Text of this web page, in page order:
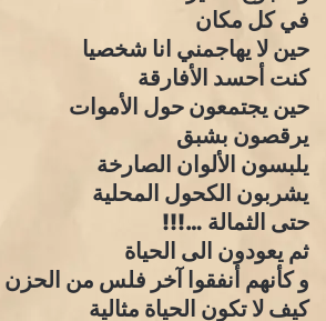
في كل مكان
حين لا يهاجمني انا شخصيا
كنت أحسد الأفارقة
حين يجتمعون حول الأموات
يرقصون بشبق
يلبسون الألوان الصارخة
يشربون الكحول المحلية
حتى الثمالة …!!!
ثم يعودون الى الحياة
و كأنهم أنفقوا آخر فلس من
كيف لا تكون الحياة مثالية